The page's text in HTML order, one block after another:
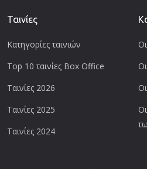
Ταινίες
Κατηγορίες ταινιών
Top 10 ταινίες Box Office
Ταινίες 2026
Ταινίες 2025
Ταινίες 2024